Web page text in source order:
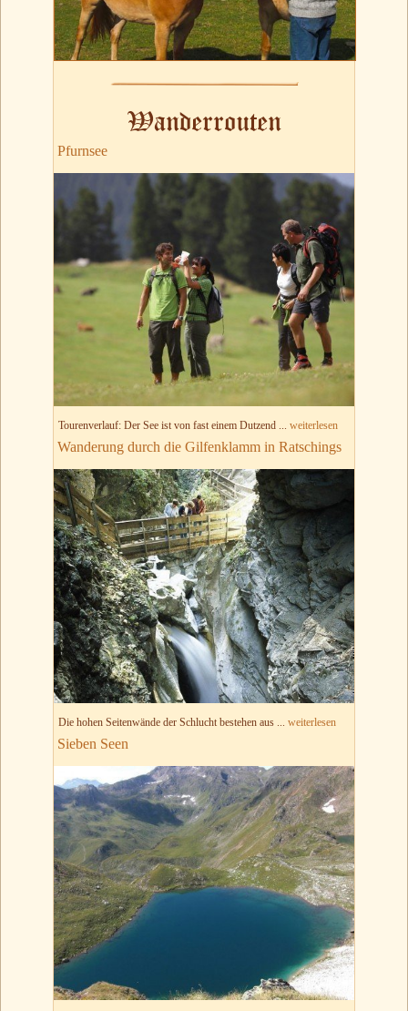
Wanderrouten
Pfurnsee
Tourenverlauf: Der See ist von fast einem Dutzend ... weiterlesen
Wanderung durch die Gilfenklamm in Ratschings
Die hohen Seitenwände der Schlucht bestehen aus ... weiterlesen
Sieben Seen